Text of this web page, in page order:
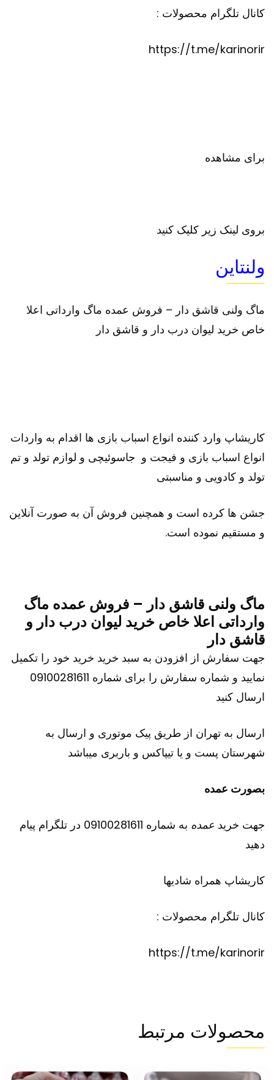
کانال تلگرام محصولات :
https://t.me/karinorir
برای مشاهده
بروی لینک زیر کلیک کنید
ولنتاین
ماگ ولنی قاشق دار – فروش عمده ماگ وارداتی اعلا
خاص خرید لیوان درب دار و قاشق دار
کاریشاپ وارد کننده انواع اسباب بازی ها اقدام به واردات
انواع اسباب بازی و فیجت و جاسوئیچی و لوازم تولد و تم
تولد و کادویی و مناسبتی
جشن ها کرده است و همچنین فروش آن به صورت آنلاین
و مستقیم نموده است.
ماگ ولنی قاشق دار – فروش عمده ماگ
وارداتی اعلا خاص خرید لیوان درب دار و
قاشق دار
جهت سفارش از افزودن به سبد خرید خرید خود را تکمیل
نمایید و شماره سفارش را برای شماره 09100281611
ارسال کنید
ارسال به تهران از طریق پیک موتوری و ارسال به
شهرستان پست و یا تیپاکس و باربری میباشد
بصورت عمده
جهت خرید عمده
به شماره 09100281611 در تلگرام پیام
دهید
کاریشاپ همراه شادیها
کانال تلگرام محصولات :
https://t.me/karinorir
محصولات مرتبط